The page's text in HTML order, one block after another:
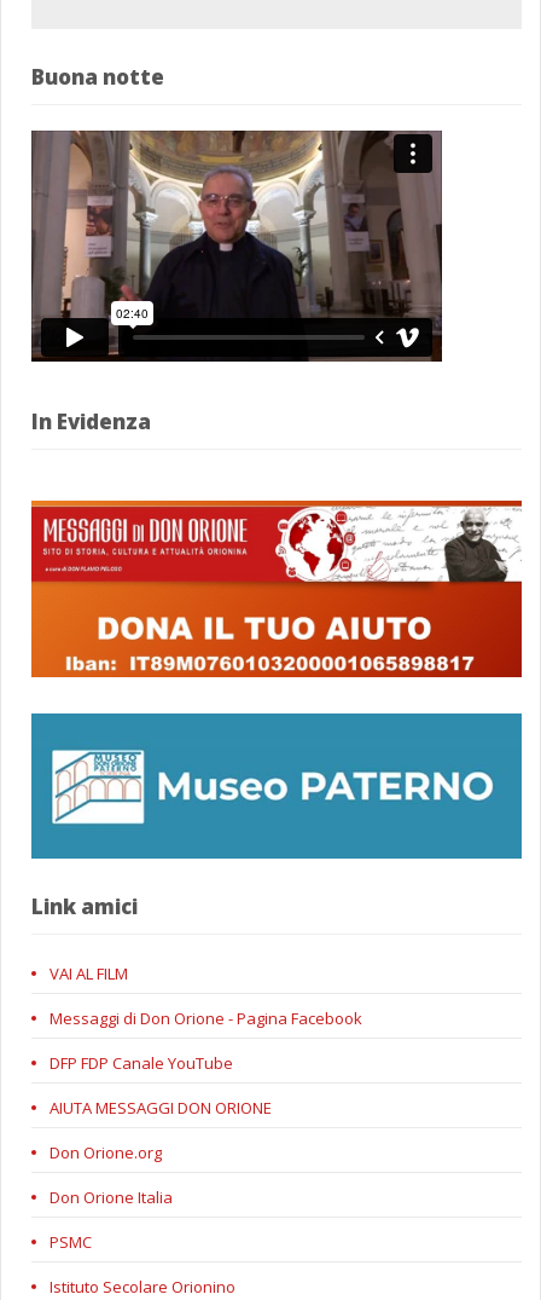
Buona notte
In Evidenza
Link amici
VAI AL FILM
Messaggi di Don Orione - Pagina Facebook
DFP FDP Canale YouTube
AIUTA MESSAGGI DON ORIONE
Don Orione.org
Don Orione Italia
PSMC
Istituto Secolare Orionino